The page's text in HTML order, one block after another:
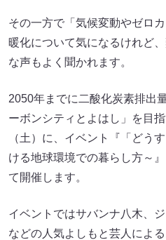
その一方で「気候変動やゼロ
暖化について気になるけれど
な声もよく聞かれます。
2050年までに二酸化炭素排出
ーボンシティとよはし」を目
（土）に、イベント『「どう
ける地球環境での暮らし方～
て開催します。
イベントではサバンナ八木、
などの人気よしもと芸人によ